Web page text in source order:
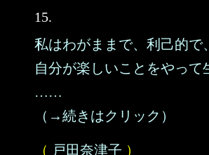
15.
私はわがままで、利己的で、
自分が楽しいことをやって
……
（→続きはクリック）
（ 戸田奈津子 ）